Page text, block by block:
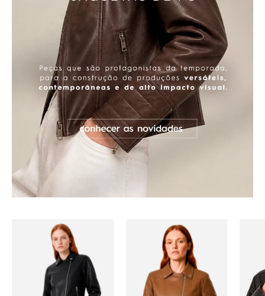
idworks|url=https://public.idworks.com.br/
slideshow
idworks|url=https://
slideshow